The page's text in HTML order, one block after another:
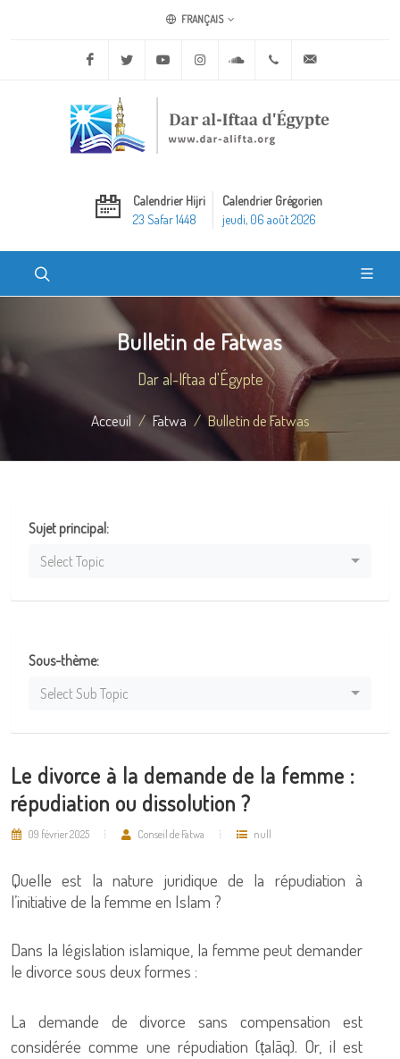
FRANÇAIS
Facebook Twitter Youtube Instagram Soundcloud+20 2 25970400
Calendrier Hijri
23 Safar 1448
Calendrier Grégorien
jeudi, 06 août 2026
Bulletin de Fatwas
Dar al-Iftaa d'Égypte
Acceuil Fatwa Bulletin de Fatwas
Sujet principal:
Select Topic
Sous-thème:
Select Sub Topic
Le divorce à la demande de la femme :
répudiation ou dissolution ?
09 février 2025 Conseil de Fatwa null
Quelle est la nature juridique de la répudiation à
l’initiative de la femme en Islam ?
Dans la législation islamique, la femme peut demander
le divorce sous deux formes :
La demande de divorce sans compensation est
considérée comme une répudiation (ṭalāq). Or, il est